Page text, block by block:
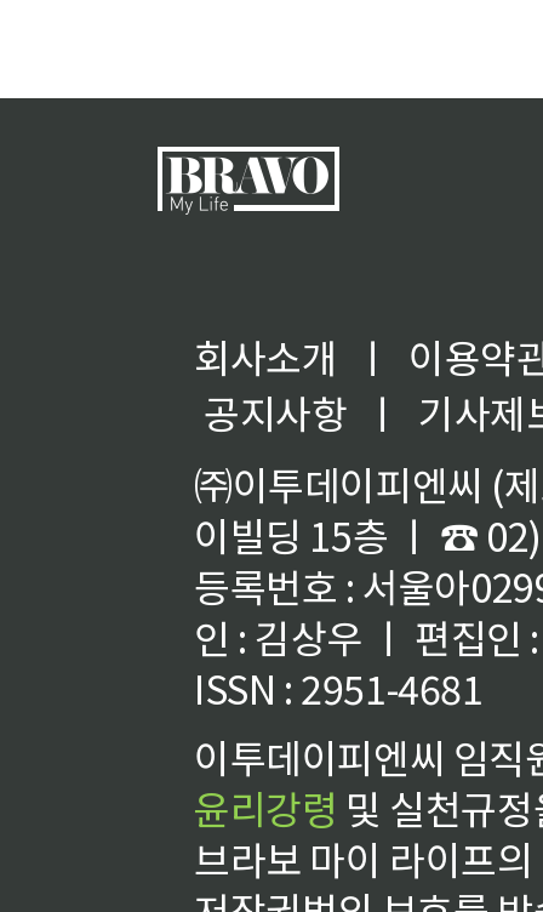
회사소개 ㅣ
이용약
공지사항
ㅣ
기사제
㈜이투데이피엔씨 (
이빌딩 15층 ㅣ ☎
등록번호 : 서울아
인 : 김상우 ㅣ 편집인
ISSN : 2951-4681
이투데이피엔씨 임
윤리강령 및 실천규
브라보 마이 라이프